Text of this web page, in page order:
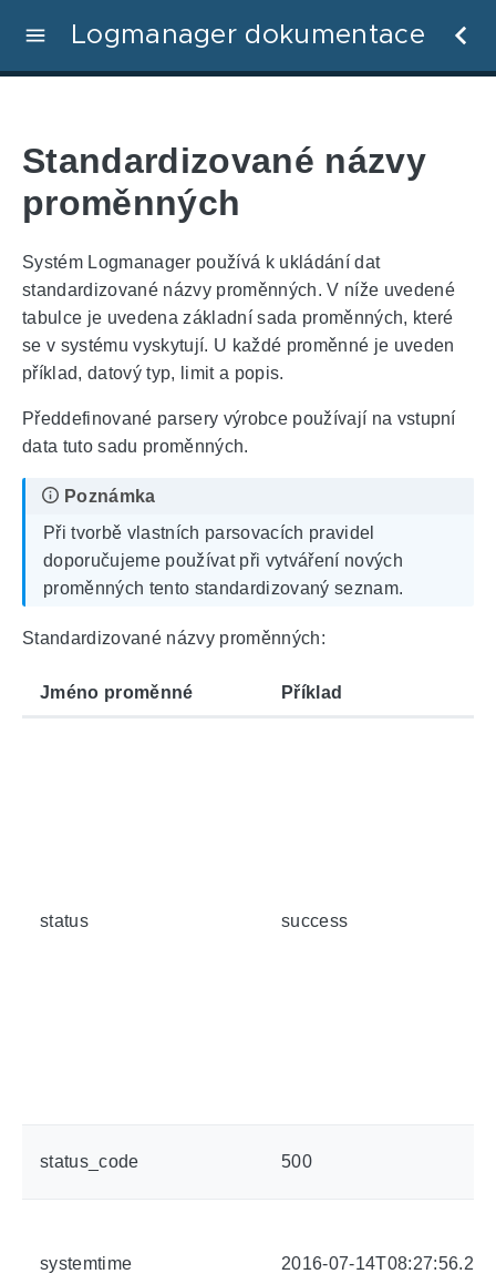
Logmanager dokumentace
Standardizované názvy
proměnných
Systém Logmanager používá k ukládání dat
standardizované názvy proměnných. V níže uvedené
tabulce je uvedena základní sada proměnných, které
se v systému vyskytují. U každé proměnné je uveden
příklad, datový typ, limit a popis.
Předdefinované parsery výrobce používají na vstupní
data tuto sadu proměnných.
Při tvorbě vlastních parsovacích pravidel
doporučujeme používat při vytváření nových
proměnných tento standardizovaný seznam.
Standardizované názvy proměnných:
Jméno proměnné Příklad
status success
status_code 500
systemtime 2016-07-